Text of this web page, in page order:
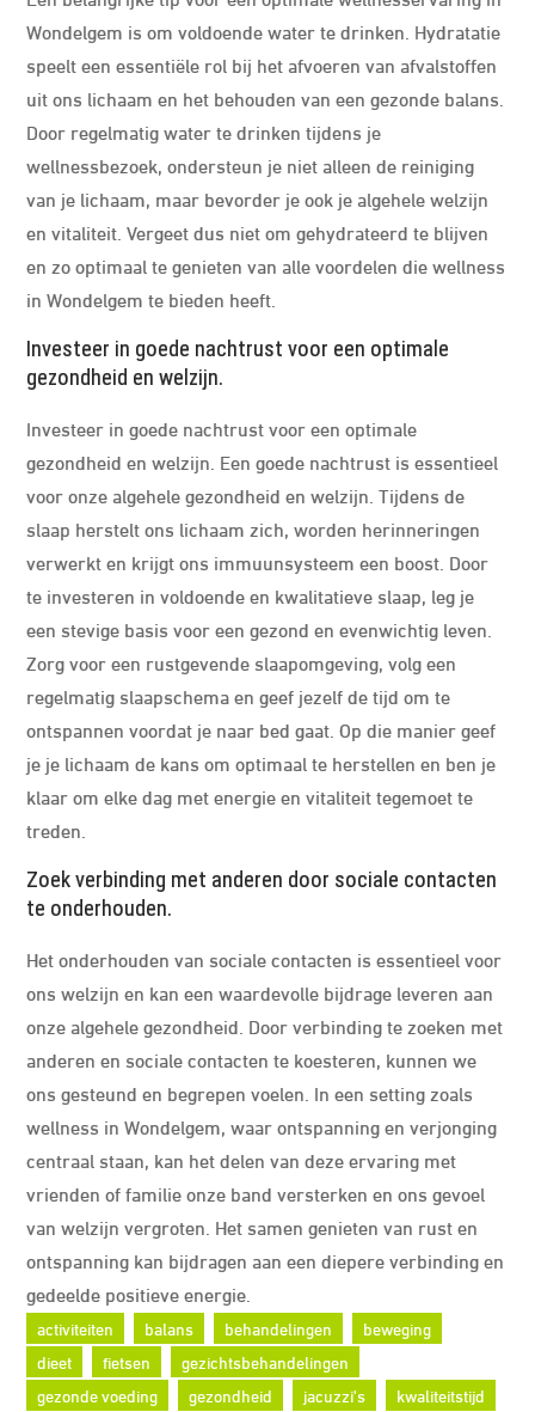
Wondelgem is om voldoende water te drinken. Hydratatie
speelt een essentiële rol bij het afvoeren van afvalstoffen
uit ons lichaam en het behouden van een gezonde balans.
Door regelmatig water te drinken tijdens je
wellnessbezoek, ondersteun je niet alleen de reiniging
van je lichaam, maar bevorder je ook je algehele welzijn
en vitaliteit. Vergeet dus niet om gehydrateerd te blijven
en zo optimaal te genieten van alle voordelen die wellness
in Wondelgem te bieden heeft.
Investeer in goede nachtrust voor een optimale
gezondheid en welzijn.
Investeer in goede nachtrust voor een optimale
gezondheid en welzijn. Een goede nachtrust is essentieel
voor onze algehele gezondheid en welzijn. Tijdens de
slaap herstelt ons lichaam zich, worden herinneringen
verwerkt en krijgt ons immuunsysteem een boost. Door
te investeren in voldoende en kwalitatieve slaap, leg je
een stevige basis voor een gezond en evenwichtig leven.
Zorg voor een rustgevende slaapomgeving, volg een
regelmatig slaapschema en geef jezelf de tijd om te
ontspannen voordat je naar bed gaat. Op die manier geef
je je lichaam de kans om optimaal te herstellen en ben je
klaar om elke dag met energie en vitaliteit tegemoet te
treden.
Zoek verbinding met anderen door sociale contacten
te onderhouden.
Het onderhouden van sociale contacten is essentieel voor
ons welzijn en kan een waardevolle bijdrage leveren aan
onze algehele gezondheid. Door verbinding te zoeken met
anderen en sociale contacten te koesteren, kunnen we
ons gesteund en begrepen voelen. In een setting zoals
wellness in Wondelgem, waar ontspanning en verjonging
centraal staan, kan het delen van deze ervaring met
vrienden of familie onze band versterken en ons gevoel
van welzijn vergroten. Het samen genieten van rust en
ontspanning kan bijdragen aan een diepere verbinding en
gedeelde positieve energie.
activiteiten balans behandelingen
beweging
dieet
fietsen
gezichtsbehandelingen
gezonde voeding
gezondheid jacuzzi's
kwaliteitstijd